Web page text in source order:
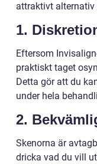
attraktivt
1.
Eftersom
praktiskt taget
Detta gör att du
under hela
2.
Skenorna är
dricka vad du vill